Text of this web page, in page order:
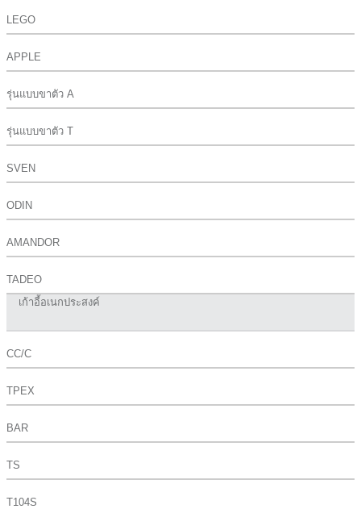
LEGO
APPLE
รุ่นแบบขาตัว A
รุ่นแบบขาตัว T
SVEN
ODIN
AMANDOR
TADEO
เก้าอี้อเนกประสงค์
CC/C
TPEX
BAR
TS
T104S